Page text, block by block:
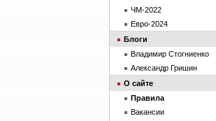
ЧМ-2022
Евро-2024
Блоги
Владимир Стогниенко
Александр Гришин
О сайте
Правила
Вакансии